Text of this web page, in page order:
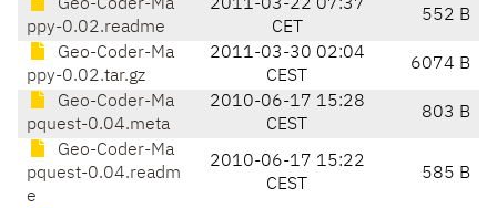
Geo-Coder-Ma
ppy-0.02.readme
2011-03-22 07:37
CET
552 B
Geo-Coder-Ma
ppy-0.02.tar.gz
2011-03-30 02:04
CEST
6074 B
Geo-Coder-Ma
pquest-0.04.meta
2010-06-17 15:28
CEST
803 B
Geo-Coder-Ma
pquest-0.04.readm
e
2010-06-17 15:22
CEST
585 B